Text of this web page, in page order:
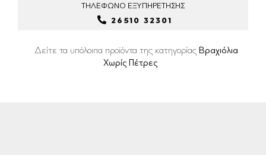
ΤΗΛΕΦΩΝΟ ΕΞΥΠΗΡΕΤΗΣΗΣ
26510 32301
Δείτε τα υπόλοιπα προϊόντα της κατηγορίας Βραχιόλια
Χωρίς Πέτρες